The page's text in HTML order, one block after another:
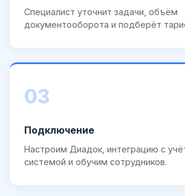
Специалист уточнит задачи, объём
документооборота и подберёт
03
Подключение
Настроим Диадок, интеграцию с
системой и обучим сотрудников.